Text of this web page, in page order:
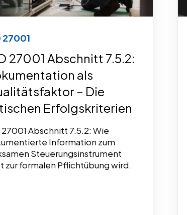
27001
27001 Abschnitt 7.5.2:
als
– Die
Erfolgskriterien
27001 Abschnitt 7.5.2: Wie
Information zum
Steuerungsinstrument
zur formalen Pflichtübung wird.